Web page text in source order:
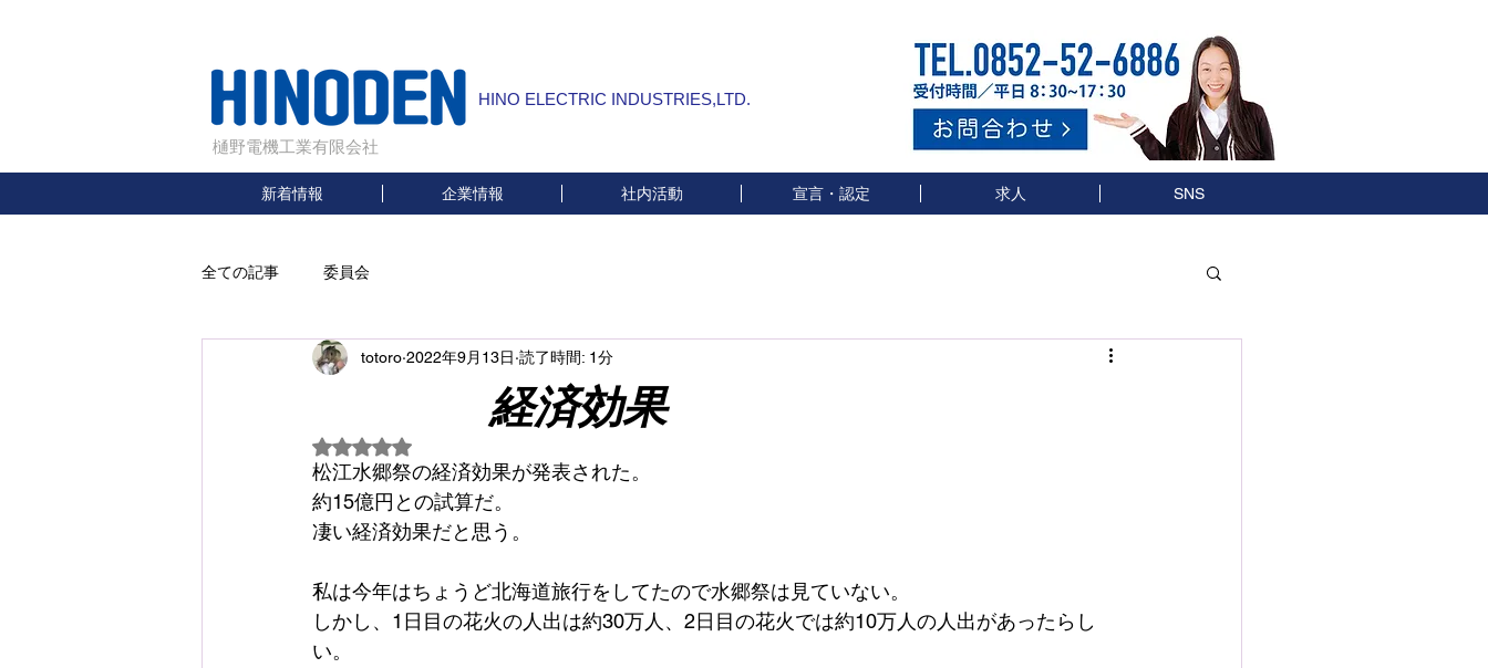
樋野電機工業有限会社
HINO ELECTRIC INDUSTRIES,LTD.
新着情報 企業情報 社内活動 宣言・認定 求人 SNS
全ての記事 委員会
経済効果
totoro 2022年9月13日 読了時間: 1分
5つ星のうちNaNと評価されています。
松江水郷祭の経済効果が発表された。
約15億円との試算だ。
凄い経済効果だと思う。
私は今年はちょうど北海道旅行をしてたので水郷祭は見ていない。
しかし、1日目の花火の人出は約30万人、2日目の花火では約10万人の人出があったらし
い。